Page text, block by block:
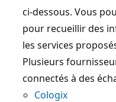
ci-dessous. Vous
pour recueillir des
les services
Plusieurs
connectés à des
Cologix